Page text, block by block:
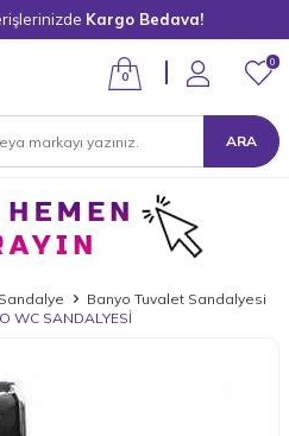
Kargo Bedava!
ARA
0
0
Banyo Tuvalet Sandalyesi
WC SANDALYESİ